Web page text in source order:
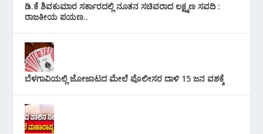
ಡಿ.ಕೆ ಶಿವಕುಮಾರ ಸರ್ಕಾರದಲ್ಲಿ ನೂತನ ಸಚಿವರಾದ ಲಕ್ಷ್ಮಣ ಸವದಿ :
ರಾಜಕೀಯ ಪಯಣ..
ಬೆಳಗಾವಿಯಲ್ಲಿ ಜೋಜಾಟದ ಮೇಲೆ ಪೊಲೀಸರ ದಾಳಿ 15 ಜನ ವಶಕ್ಕೆ